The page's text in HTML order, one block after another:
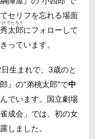
セリフを忘れる場面
太郎
ひでたろう
にフォローして
っています。
生まれで、3歳のと
』の“弟桃太郎”で中
でいます。国立劇場
成会」では、初の女
しました。